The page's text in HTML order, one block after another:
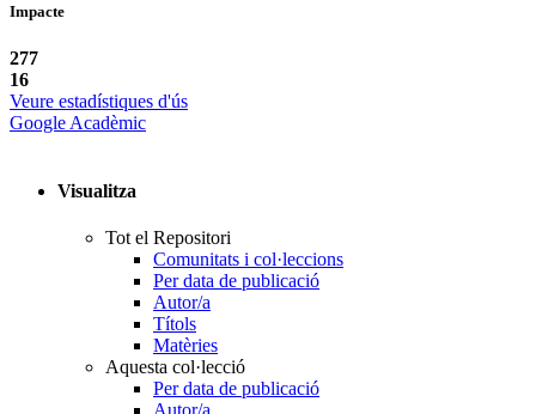
Impacte
277
16
Veure estadístiques d'ús
Google Acadèmic
Visualitza
Tot el Repositori
Comunitats i col·leccions
Per data de publicació
Autor/a
Títols
Matèries
Aquesta col·lecció
Per data de publicació